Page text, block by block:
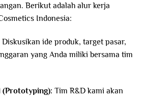
Berikut adalah alur kerja
Indonesia:
Diskusikan ide produk, target pasar,
yang Anda miliki bersama tim
(Prototyping): Tim R&D kami akan